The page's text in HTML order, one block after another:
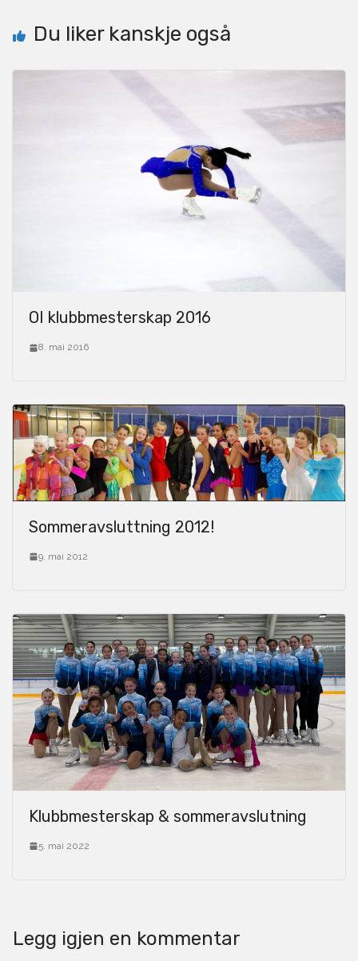
Du liker kanskje også
OI klubbmesterskap 2016
8. mai 2016
Sommeravsluttning 2012!
9. mai 2012
Klubbmesterskap & sommeravslutning
5. mai 2022
Legg igjen en kommentar